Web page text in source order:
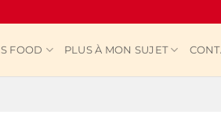
FOOD PLUS À MON SUJET